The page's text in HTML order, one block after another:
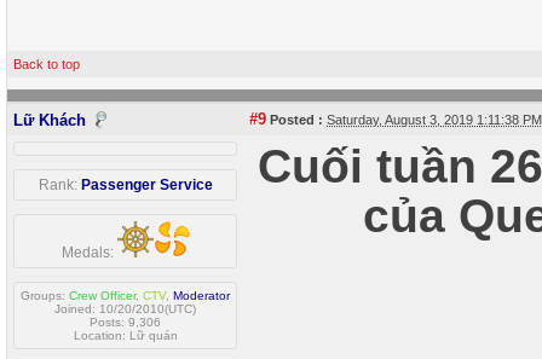
Back to top
Lữ Khách #9 Posted : Saturday, August 3, 2019 1:11:38
Rank: Passenger Service
Medals:
Groups: Crew Officer, CTV, Moderator
Joined: 10/20/2010(UTC)
Posts: 9,306
Location: Lữ quán
Cuối tuần
của